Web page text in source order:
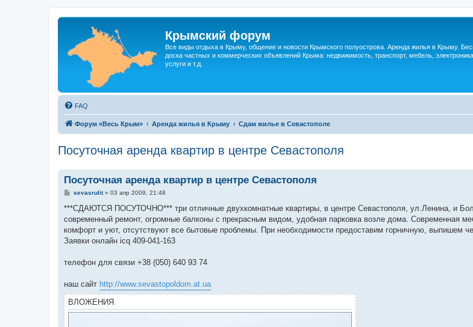
Крымский форум
Все виды отдыха в Крыму, общение и новости Крымского полуострова. Аренда жилья в Крыму.
доска частных и коммерческих объявлений Крыма: недвижимость, транспорт, мебель,
услуги и т.д.
FAQ
Форум «Весь Крым» Аренда жилья в Крыму Сдам жилье в Севастополе
Посуточная аренда квартир в центре Севастополя
Посуточная аренда квартир в центре Севастополя
С
о
щ
е
и
sevasrulit» 03 апр 2009, 21:48
***СДАЮТСЯ ПОСУТОЧНО*** три отличные двухкомнатные квартиры, в центре Севастополя, ул.Ленина, и
современный ремонт, огромные балконы с прекрасным видом, удобная парковка возле дома. Современная
комфорт и уют, отсутствуют все бытовые проблемы. При необходимости предоставим горничную, выпишем
Заявки онлайн icq 409-041-163
телефон для связи +38 (050) 640 93 74
наш сайт http://www.sevastopoldom.at.ua
ВЛОЖЕНИЯ